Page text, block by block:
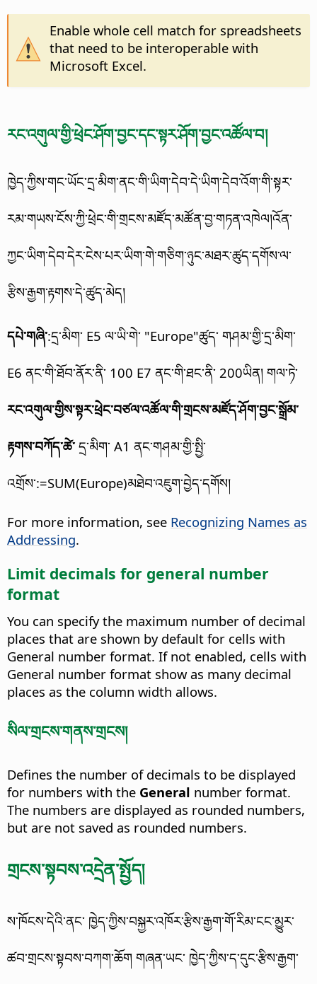
Enable whole cell match for spreadsheets
that need to be interoperable with
Microsoft Excel.
རང་འགུལ་གྱི་ཕྲེང་ཤོག་བྱང་དང་སྟར་ཤོག་བྱང་འཚོལ་བ།
ཁྱེད་ཀྱིས་གང་ཡོང་དྲ་མིག་ནང་གི་ཡིག་དེབ་དེ་ཡིག་དེབ་འོག་གི་སྟར་
རམ་གཡས་ངོས་ཀྱི་ཕྲེང་གི་གྲངས་མཛོད་མཚོན་བྱ་གཏན་འཁེལ།འོན་
ཀྱང་ཡིག་དེབ་དེར་ངེས་པར་ཡིག་གེ་གཅིག་ཉུང་མཐར་ཚུད་དགོས་ལ་
རྩིས་རྒྱག་རྟགས་དེ་ཚུད་མེད།
དཔེ་གཞི་:དྲ་མིག་ E5 ལ་ཡི་གེ་ "Europe"ཚུད་ གཤམ་གྱི་དྲ་མིག་
E6 ནང་གི་ཐོབ་ནོར་ནི་ 100 E7 ནང་གི་ཐང་ནི་ 200ཡིན། གལ་ཏེ་
རང་འགུལ་གྱིས་སྟར་ཕྲེང་བཙལ་འཚོལ་གི་གྲངས་མཛོད་ཤོག་བྱང་སྒྲོམ་
རྟགས་བཀོད་ཚེ་ དྲ་མིག་ A1 ནང་གཤམ་གྱི་སྤྱི་
འགྲོས་:=SUM(Europe)མཐེབ་འཇུག་བྱེད་དགོས།
For more information, see Recognizing Names as
Addressing.
Limit decimals for general number
format
You can specify the maximum number of decimal
places that are shown by default for cells with
General number format. If not enabled, cells with
General number format show as many decimal
places as the column width allows.
སིལ་གྲངས་གནས་གྲངས།
Defines the number of decimals to be displayed
for numbers with the General number format.
The numbers are displayed as rounded numbers,
but are not saved as rounded numbers.
གྲངས་སྟབས་འདྲེན་སྤྱོད།
ས་ཁོངས་དེའི་ནང་ ཁྱེད་ཀྱིས་བསྐྱར་འཁོར་རྩིས་རྒྱག་གོ་རིམ་ངང་མྱུར་
ཚབ་གྲངས་སྟབས་བཀག་ཆོག གཞན་ཡང་ ཁྱེད་ཀྱིས་ད་དུང་རྩིས་རྒྱག་